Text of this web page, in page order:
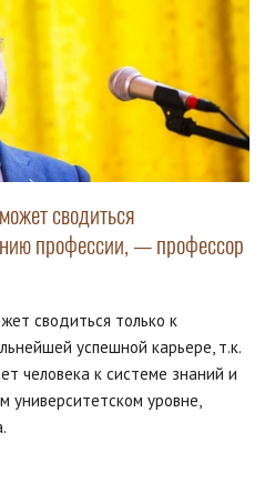
сводиться
профессии, — профессор
сводиться только к
успешной карьере, т.к.
человека к системе знаний и
университетском уровне,